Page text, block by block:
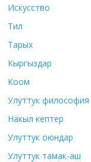
Искусство
Тил
Тарых
Кыргыздар
Коом
Улуттук философия
Накыл кептер
Улуттук оюндар
Улуттук тамак-аш